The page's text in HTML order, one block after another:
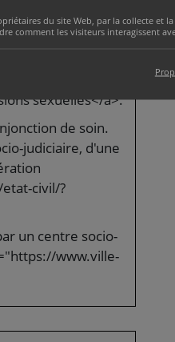
du site Web, par la collecte et
comment les visiteurs interagissent
que le <a
les <a
sexuelles</a>.
de soin.
judiciaire, d'une
civil/?
un centre socio-
www.ville-